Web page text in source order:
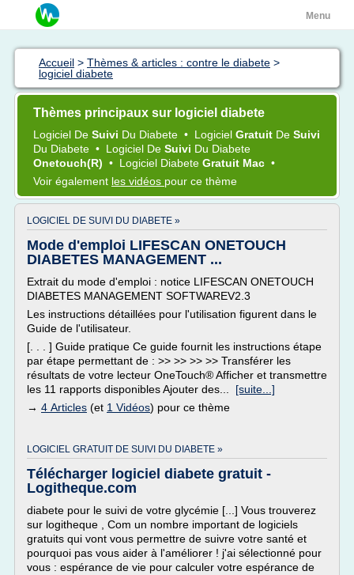
Menu
Accueil > Thèmes & articles : contre le diabete >
logiciel diabete
Thèmes principaux sur logiciel diabete
Logiciel De Suivi Du Diabete • Logiciel Gratuit De Suivi
Du Diabete • Logiciel De Suivi Du Diabete
Onetouch(r) • Logiciel Diabete Gratuit Mac •
Voir également les vidéos pour ce thème
LOGICIEL DE SUIVI DU DIABETE »
Mode d'emploi LIFESCAN ONETOUCH
DIABETES MANAGEMENT ...
Extrait du mode d'emploi : notice LIFESCAN ONETOUCH
DIABETES MANAGEMENT SOFTWAREV2.3
Les instructions détaillées pour l'utilisation figurent dans le
Guide de l'utilisateur.
[. . . ] Guide pratique Ce guide fournit les instructions étape
par étape permettant de : >> >> >> >> Transférer les
résultats de votre lecteur OneTouch® Afficher et transmettre
les 11 rapports disponibles Ajouter des... [suite...]
→ 4 Articles (et 1 Vidéos) pour ce thème
LOGICIEL GRATUIT DE SUIVI DU DIABETE »
Télécharger logiciel diabete gratuit -
Logitheque.com
diabete pour le suivi de votre glycémie [...] Vous trouverez
sur logitheque , Com un nombre important de logiciels
gratuits qui vont vous permettre de suivre votre santé et
pourquoi pas vous aider à l'améliorer ! j'ai sélectionné pour
vous : espérance de vie pour calculer votre espérance de